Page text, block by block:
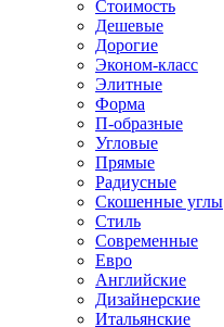
Стоимость
Дешевые
Дорогие
Эконом-класс
Элитные
Форма
П-образные
Угловые
Прямые
Радиусные
Скошенные углы
Стиль
Современные
Евро
Английские
Дизайнерские
Итальянские